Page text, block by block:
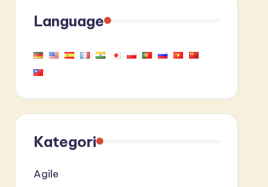
Language
Kategori
Agile